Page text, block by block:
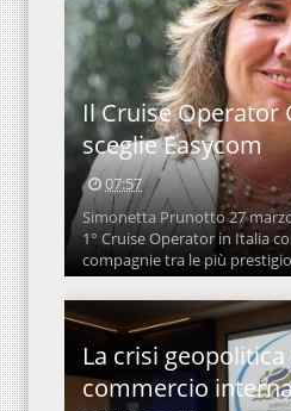
Il Cruise Operator
sceglie Easycom
07:57
Simonetta Prunotto 27
1° Cruise Operator in Italia
compagnie tra le più
La crisi geopolitica
commercio